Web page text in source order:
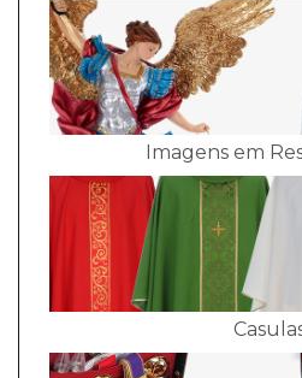
Imagens em